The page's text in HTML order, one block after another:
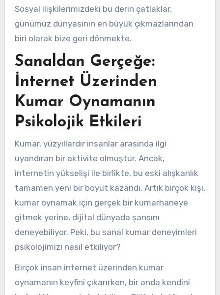
Sosyal ilişkilerimizdeki bu derin çatlaklar,
günümüz dünyasının en büyük çıkmazlarından
biri olarak bize geri dönmekte.
Sanaldan Gerçeğe:
İnternet Üzerinden
Kumar Oynamanın
Psikolojik Etkileri
Kumar, yüzyıllardır insanlar arasında ilgi
uyandıran bir aktivite olmuştur. Ancak,
internetin yükselişi ile birlikte, bu eski alışkanlık
tamamen yeni bir boyut kazandı. Artık birçok kişi,
kumar oynamak için gerçek bir kumarhaneye
gitmek yerine, dijital dünyada şansını
deneyebiliyor. Peki, bu sanal kumar deneyimleri
psikolojimizi nasıl etkiliyor?
Birçok insan internet üzerinden kumar
oynamanın keyfini çıkarırken, bir anda kendini